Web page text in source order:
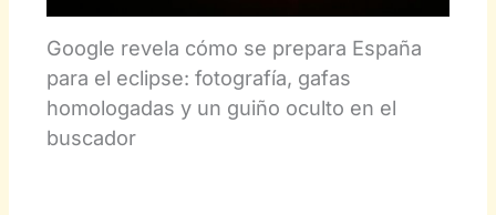
Google revela cómo se prepara España
para el eclipse: fotografía, gafas
homologadas y un guiño oculto en el
buscador